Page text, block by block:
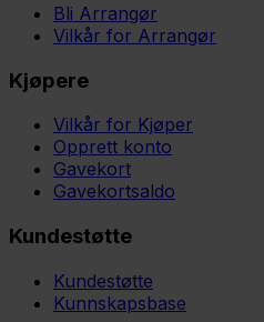
Bli Arrangør
Vilkår for Arrangør
Kjøpere
Vilkår for Kjøper
Opprett konto
Gavekort
Gavekortsaldo
Kundestøtte
Kundestøtte
Kunnskapsbase